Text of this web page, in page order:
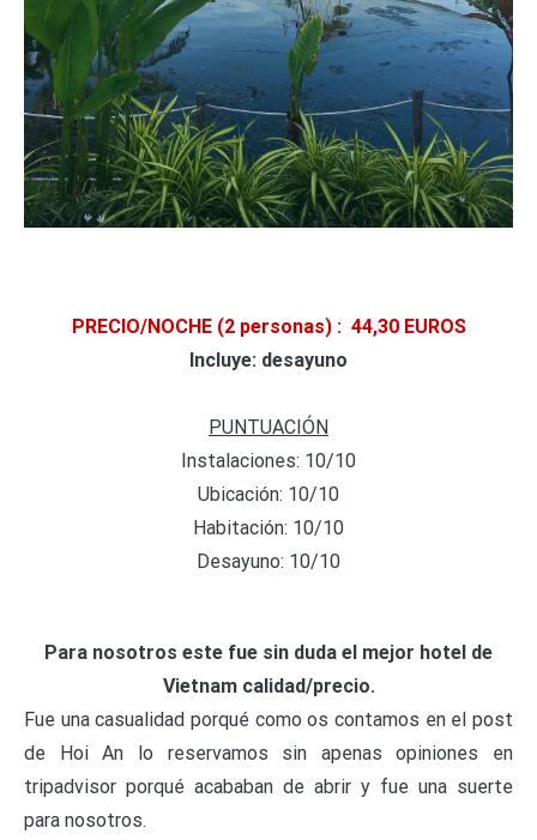
PRECIO/NOCHE (2 personas) : 44,30 EUROS
Incluye: desayuno
PUNTUACIÓN
Instalaciones: 10/10
Ubicación: 10/10
Habitación: 10/10
Desayuno: 10/10
Para nosotros este fue sin duda el mejor hotel de
Vietnam calidad/precio.
Fue una casualidad porqué como os contamos en el post
de Hoi An lo reservamos sin apenas opiniones en
tripadvisor porqué acababan de abrir y fue una suerte
para nosotros.